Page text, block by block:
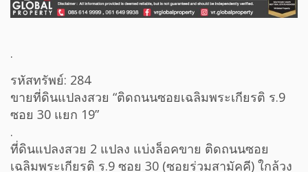
.
รหัสทรัพย์: 284
ขายที่ดินแปลงสวย “ติดถนนซอยเฉลิมพระเกียรติ ร.9
ซอย 30 แยก 19”
.
ที่ดินแปลงสวย 2 แปลง แบ่งล็อคขาย ติดถนนซอย
เฉลิมพระเกียรติ ร.9 ซอย 30 (ซอยร่วมสามัคคี) ใกล้วง